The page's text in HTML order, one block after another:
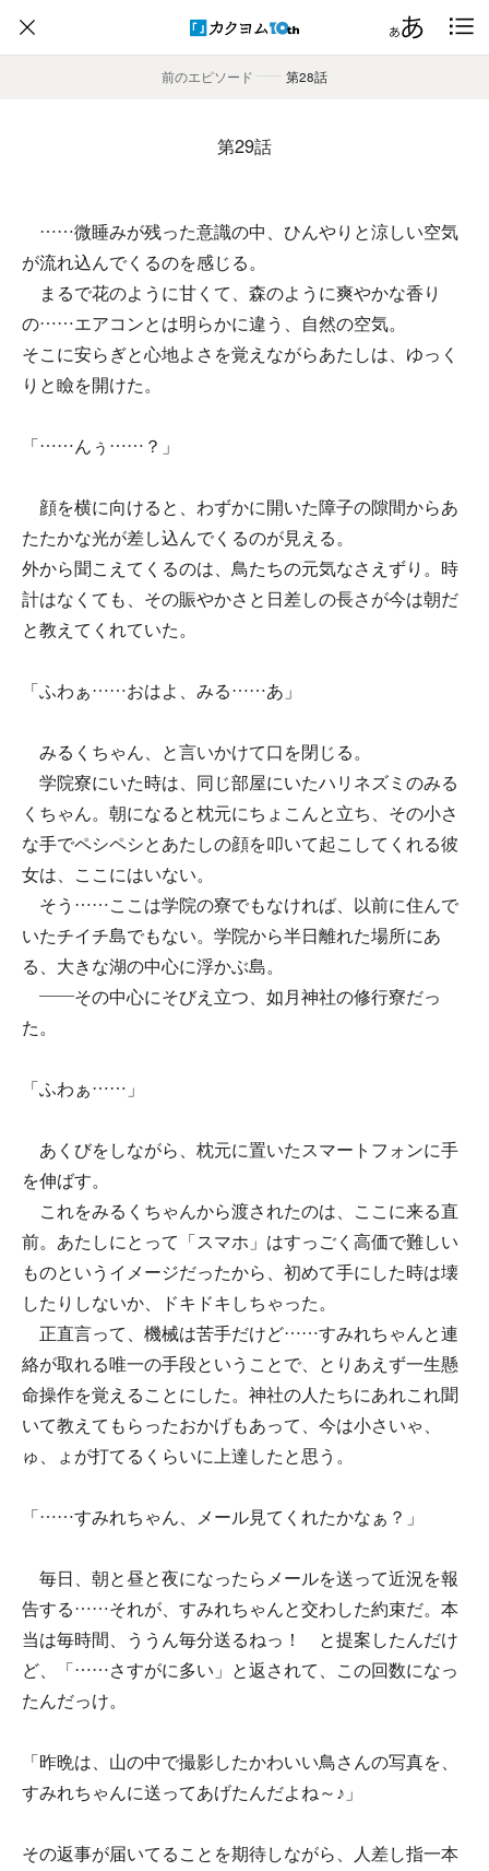
前のエピソード
―― 第28話
第29話
……微睡みが残った意識の中、ひんやりと涼しい空気
が流れ込んでくるのを感じる。
まるで花のように甘くて、森のように爽やかな香り
の……エアコンとは明らかに違う、自然の空気。
そこに安らぎと心地よさを覚えながらあたしは、ゆっく
りと瞼を開けた。
「……んぅ……？」
顔を横に向けると、わずかに開いた障子の隙間からあ
たたかな光が差し込んでくるのが見える。
外から聞こえてくるのは、鳥たちの元気なさえずり。時
計はなくても、その賑やかさと日差しの長さが今は朝だ
と教えてくれていた。
「ふわぁ……おはよ、みる……あ」
みるくちゃん、と言いかけて口を閉じる。
学院寮にいた時は、同じ部屋にいたハリネズミのみる
くちゃん。朝になると枕元にちょこんと立ち、その小さ
な手でペシペシとあたしの顔を叩いて起こしてくれる彼
女は、ここにはいない。
そう……ここは学院の寮でもなければ、以前に住んで
いたチイチ島でもない。学院から半日離れた場所にあ
る、大きな湖の中心に浮かぶ島。
――その中心にそびえ立つ、如月神社の修行寮だっ
た。
「ふわぁ……」
あくびをしながら、枕元に置いたスマートフォンに手
を伸ばす。
これをみるくちゃんから渡されたのは、ここに来る直
前。あたしにとって「スマホ」はすっごく高価で難しい
ものというイメージだったから、初めて手にした時は壊
したりしないか、ドキドキしちゃった。
正直言って、機械は苦手だけど……すみれちゃんと連
絡が取れる唯一の手段ということで、とりあえず一生懸
命操作を覚えることにした。神社の人たちにあれこれ聞
いて教えてもらったおかげもあって、今は小さいゃ、
ゅ、ょが打てるくらいに上達したと思う。
「……すみれちゃん、メール見てくれたかなぁ？」
毎日、朝と昼と夜になったらメールを送って近況を報
告する……それが、すみれちゃんと交わした約束だ。本
当は毎時間、ううん毎分送るねっ！ と提案したんだけ
ど、「……さすがに多い」と返されて、この回数になっ
たんだっけ。
「昨晩は、山の中で撮影したかわいい鳥さんの写真を、
すみれちゃんに送ってあげたんだよね～♪」
その返事が届いてることを期待しながら、人差し指一本